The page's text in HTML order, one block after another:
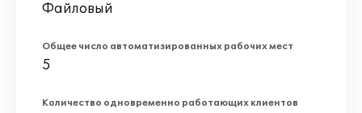
Файловый
Общее число автоматизированных рабочих мест
5
Количество одновременно работающих клиентов